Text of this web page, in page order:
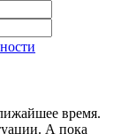
время.
А пока